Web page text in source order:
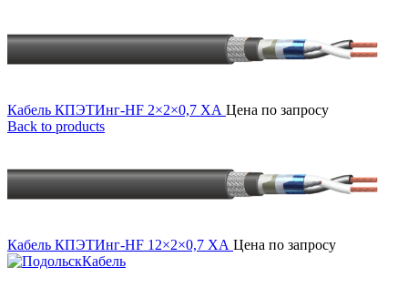
Кабель КПЭТИнг-HF 2×2×0,7 ХА Цена по запросу
Back to products
Кабель КПЭТИнг-HF 12×2×0,7 ХА Цена по запросу